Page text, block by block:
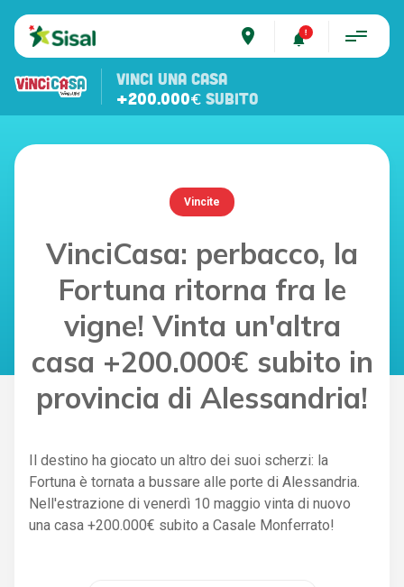
place
VINCI UNA CASA
+200.000€ SUBITO
Vincite
VinciCasa: perbacco, la
Fortuna ritorna fra le
vigne! Vinta un'altra
casa +200.000€ subito in
provincia di Alessandria!
Il destino ha giocato un altro dei suoi scherzi: la
Fortuna è tornata a bussare alle porte di Alessandria.
Nell'estrazione di venerdì 10 maggio vinta di nuovo
una casa +200.000€ subito a Casale Monferrato!